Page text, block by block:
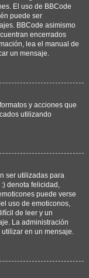
El uso de BBCode
puede ser
BBCode asimismo
encerrados
lea el manual de
un mensaje.
y acciones que
utilizando
ser utilizadas para
denota felicidad,
puede verse
uso de emoticonos,
de leer y un
La administración
en un mensaje.